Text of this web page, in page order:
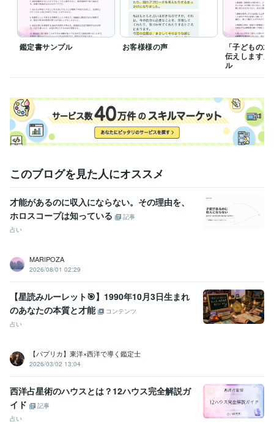
鑑定書サンプル お客様様の声
「子どもの
伝えします」
ル
このブログを見た人にオススメ
才能があるのに収入にならない。その理由を、
ホロスコープは知っている
記事
占い
MARIPOZA
2026/08/01 02:29
【星読みルーレット🎯】1990年10月3日生まれ
のあなたの本質と才能
コンテンツ
占い
【パプリカ】東洋×西洋で導く鑑定士
2026/03/02 13:04
西洋占星術のハウスとは？12ハウス完全解説ガ
イド
記事
占い